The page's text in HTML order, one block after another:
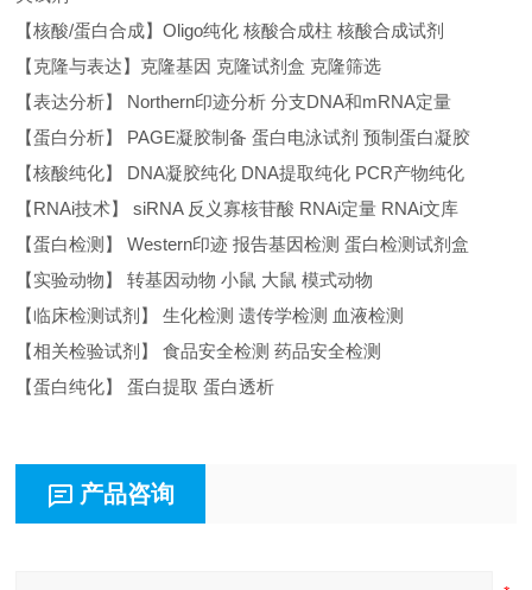
【核酸/蛋白合成】Oligo纯化 核酸合成柱 核酸合成试剂
【克隆与表达】克隆基因 克隆试剂盒 克隆筛选
【表达分析】 Northern印迹分析 分支DNA和mRNA定量
【蛋白分析】 PAGE凝胶制备 蛋白电泳试剂 预制蛋白凝胶
【核酸纯化】 DNA凝胶纯化 DNA提取纯化 PCR产物纯化
【RNAi技术】 siRNA 反义寡核苷酸 RNAi定量 RNAi文库
【蛋白检测】 Western印迹 报告基因检测 蛋白检测试剂盒
【实验动物】 转基因动物 小鼠 大鼠 模式动物
【临床检测试剂】 生化检测 遗传学检测 血液检测
【相关检验试剂】 食品安全检测 药品安全检测
【蛋白纯化】 蛋白提取 蛋白透析
产品咨询